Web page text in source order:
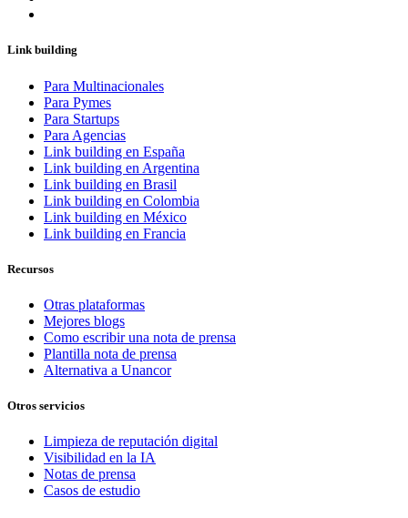
Link building
Para Multinacionales
Para Pymes
Para Startups
Para Agencias
Link building en España
Link building en Argentina
Link building en Brasil
Link building en Colombia
Link building en México
Link building en Francia
Recursos
Otras plataformas
Mejores blogs
Como escribir una nota de prensa
Plantilla nota de prensa
Alternativa a Unancor
Otros servicios
Limpieza de reputación digital
Visibilidad en la IA
Notas de prensa
Casos de estudio